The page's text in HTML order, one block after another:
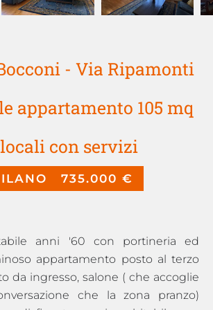
- Via Ripamonti
appartamento 105 mq
con servizi
735.000 €
anni '60 con portineria ed
appartamento posto al terzo
da ingresso, salone ( che accoglie
che la zona pranzo)